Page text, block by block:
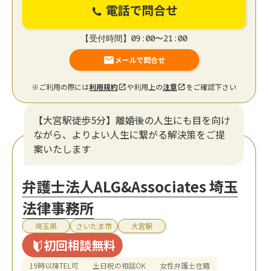
電話で問合せ
【受付時間】09:00〜21:00
メールで問合せ
※ご利用の際には利用規約 や利用上の注意 をご確認下さい
【大宮駅徒歩5分】離婚後の人生にも目を向け
ながら、よりよい人生に繋がる解決策をご提
案いたします
弁護士法人ALG&Associates 埼玉
法律事務所
埼玉県 さいたま市 大宮駅
初回相談無料
19時以降TEL可 土日祝の相談OK
女性弁護士在籍